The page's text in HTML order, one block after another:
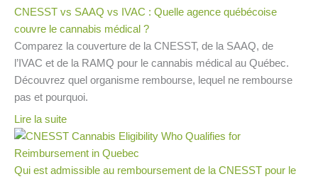
CNESST vs SAAQ vs IVAC : Quelle agence québécoise
couvre le cannabis médical ?
Comparez la couverture de la CNESST, de la SAAQ, de
l’IVAC et de la RAMQ pour le cannabis médical au Québec.
Découvrez quel organisme rembourse, lequel ne rembourse
pas et pourquoi.
Lire la suite
Qui est admissible au remboursement de la CNESST pour le